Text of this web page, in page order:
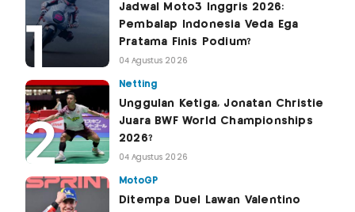
Jadwal Moto3 Inggris 2026:
Pembalap Indonesia Veda Ega
Pratama Finis Podium?
04 Agustus 2026
Netting
Unggulan Ketiga, Jonatan Christie
Juara BWF World Championships
2026?
04 Agustus 2026
MotoGP
Ditempa Duel Lawan Valentino